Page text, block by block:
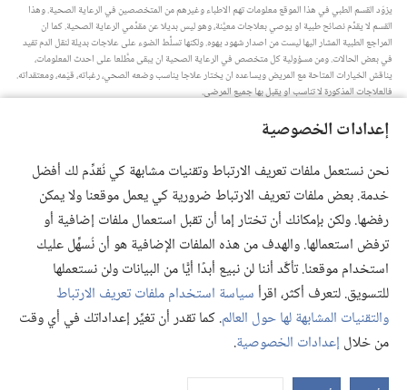
إعدادات الخصوصية
نحن نستعمل ملفات تعريف الارتباط وتقنيات مشابهة كي نُقدِّم لك أفضل
خدمة. بعض ملفات تعريف الارتباط ضرورية كي يعمل موقعنا ولا يمكن
رفضها. ولكن بإمكانك أن تختار إما أن تقبل استعمال ملفات إضافية أو
ترفض استعمالها. والهدف من هذه الملفات الإضافية هو أن نُسهِّل عليك
استخدام موقعنا. تأكَّد أننا لن نبيع أبدًا أيًّا من البيانات ولن نستعملها
للتسويق. لتعرف أكثر، اقرأسياسة استخدام ملفات تعريف الارتباط
والتقنيات المشابهة لها حول العالم. كما تقدر أن تغيِّر إعداداتك في أي وقت
من خلال إعدادات الخصوصية.
يزوّد القسم الطبي في هذا الموقع معلومات تهم الاطباء وغيرهم من المتخصصين في الرعاية الصحية.‏ وهذا
القسم لا يقدِّم نصائح طبية او يوصي بعلاجات معيَّنة،‏ وهو ليس بديلا عن مقدِّمي الرعاية الصحية.‏ كما ان
المراجع الطبية المشار اليها ليست من اصدار شهود يهوه.‏ ولكنها تسلِّط الضوء على علاجات بديلة لنقل الدم تفيد
في بعض الحالات.‏ ومن مسؤولية كل متخصص في الرعاية الصحية ان يبقى مطَّلعا على احدث المعلومات،‏
يناقش الخيارات المتاحة مع المريض ويساعده ان يختار علاجا يناسب وضعه الصحي،‏ رغباته،‏ قيَمه،‏ ومعتقداته.‏
فالعلاجات المذكورة لا تناسب او يقبل بها جميع المرضى.‏
المشاكل الصحية والعلاجات المتاحة.‏ واستعن بالطبيب اذا شعرت انك مريض.‏
إعدادات المظهر
© 2026 .Watch Tower Bible and Tract Society of Pennsylvania